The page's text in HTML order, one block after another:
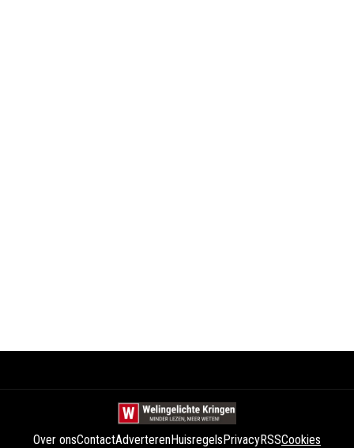
Over onsContactAdverterenHuisregelsPrivacyRSSCookies